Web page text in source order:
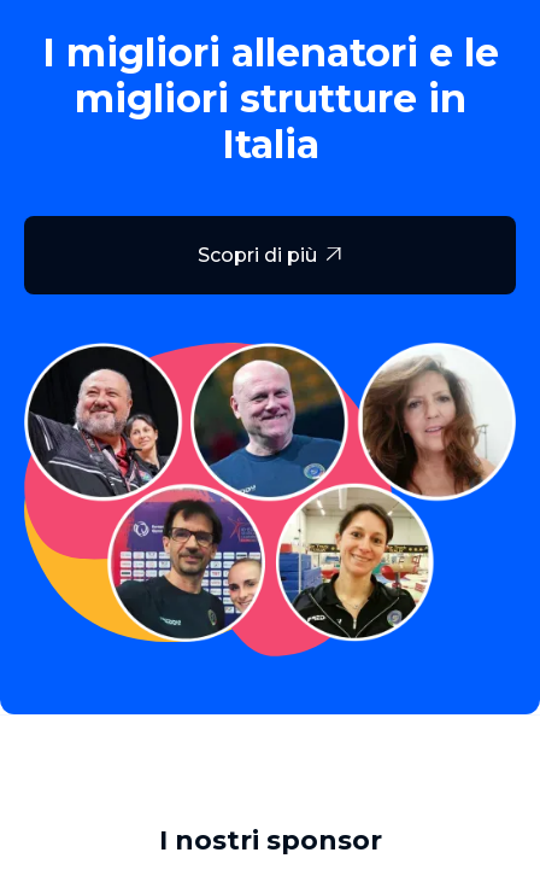
I migliori allenatori e le
migliori strutture in
Italia
Scopri di più 
I nostri sponsor